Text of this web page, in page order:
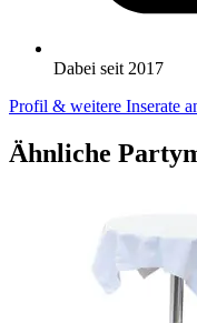
Dabei seit 2017
Profil & weitere Inserate
Ähnliche